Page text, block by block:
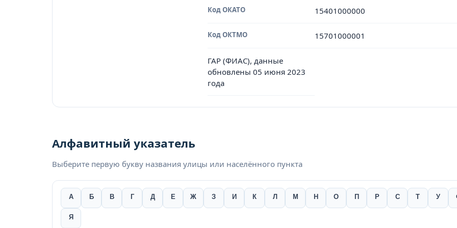
Код ОКАТО 15401000000
Код ОКТМО 15701000001
ГАР (ФИАС), данные
обновлены 05 июня 2023
года
Алфавитный указатель
Выберите первую букву названия улицы или населённого пункта
А Б В Г Д Е Ж З И К Л М Н О П Р С Т У
Я